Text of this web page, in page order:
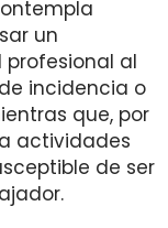
un
al
incidencia o
que, por
actividades
de ser